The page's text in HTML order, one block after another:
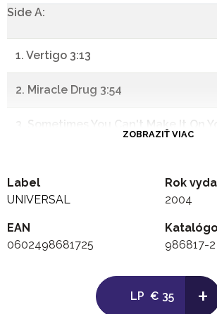
Side A:
1. Vertigo 3:13
2. Miracle Drug 3:54
3. Sometimes You Can't Make It On
5. City Of Blinding Lights 5:46
-
1. All Because Of You 3:34
ZOBRAZIŤ VIAC
Label
UNIVERSAL
Rok
2004
EAN
0602498681725
986817-2
LP € 35 +